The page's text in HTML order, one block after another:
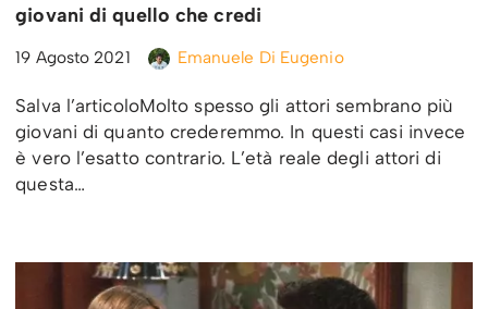
giovani di quello che credi
19 Agosto 2021 Emanuele Di Eugenio
Salva l’articoloMolto spesso gli attori sembrano più
giovani di quanto crederemmo. In questi casi invece
è vero l’esatto contrario. L’età reale degli attori di
questa…